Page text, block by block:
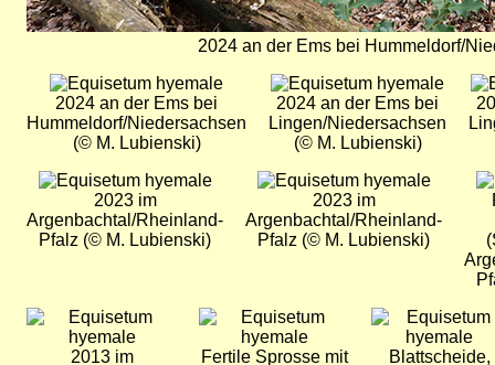
2024 an der Ems bei Hummeldorf/
Bild
2024 an der Ems bei
Hummeldorf/Niedersachsen
(© M. Lubienski)
Bild
2024 an der Ems bei
Lingen/Niedersachsen
(© M. Lubienski)
Bild
2023 im
Argenbachtal/Rheinland-
Pfalz (© M. Lubienski)
Bild
2023 im
Argenbachtal/Rheinland-
Pfalz (© M. Lubienski)
Bild
2013 im
Bild
Fertile Sprosse mit
Bild
Blattscheide,